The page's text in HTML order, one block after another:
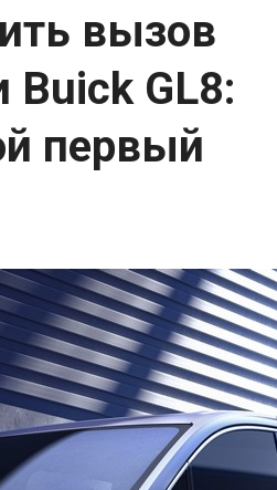
вызов
Buick GL8:
первый